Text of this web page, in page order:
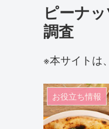
ピーナ
調査
※本サイトは
お役立ち情報